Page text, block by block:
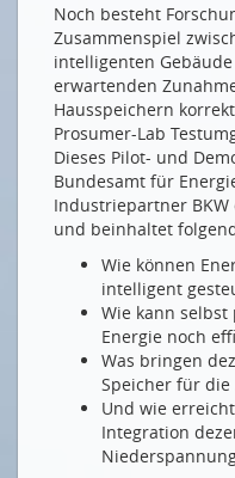
Noch besteht
Zusammenspiel
intelligenten
erwartenden
Hausspeichern
Prosumer-Lab
Dieses Pilot- und
Bundesamt für
Industriepartner
und beinhaltet
Wie können
intelligent
Wie kann
Energie noch
Was bringen
Speicher für
Und wie
Integration